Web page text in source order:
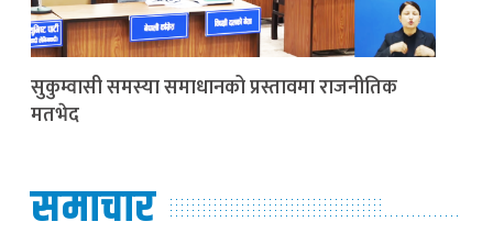
सुकुम्वासी समस्या समाधानको प्रस्तावमा राजनीतिक
मतभेद
समाचार